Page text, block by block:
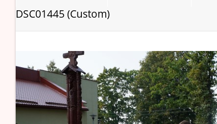
DSC01445 (Custom)